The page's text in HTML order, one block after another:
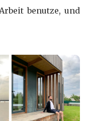
benutze, und